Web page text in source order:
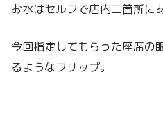
お水はセルフで店内二箇所に
今回指定してもらった座席の
るようなフリップ。